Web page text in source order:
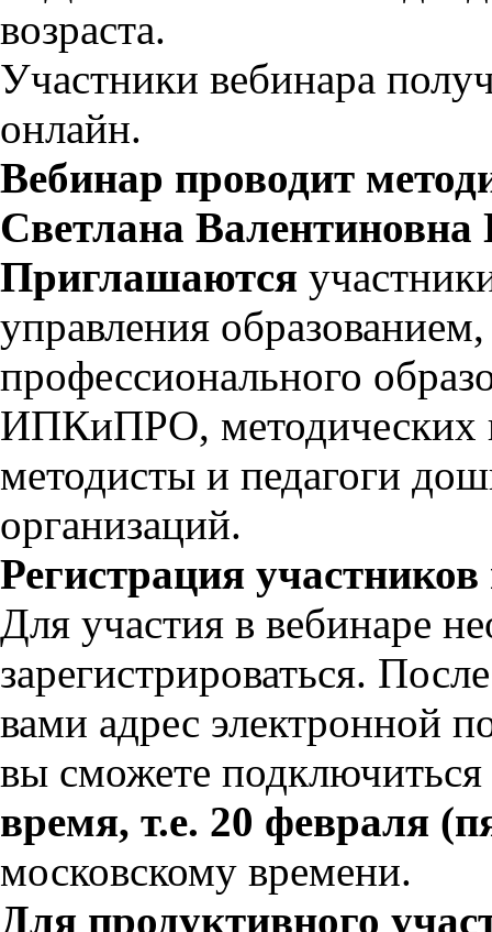
возраста.
Участники вебинара
онлайн.
Вебинар проводит
Светлана
Приглашаются
управления
профессионального
ИПКиПРО, методических
методисты и педагоги
организаций.
Регистрация
Для участия в вебинаре
зарегистрироваться.
вами адрес электронной
вы сможете
время, т.е. 20 февраля
московскому времени.
Для продуктивного